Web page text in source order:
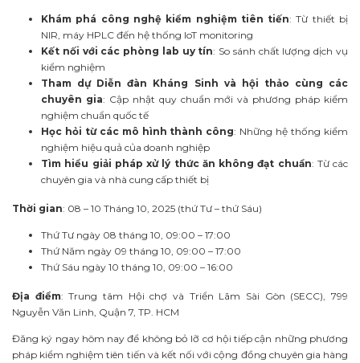
Khám phá công nghệ kiểm nghiệm tiên tiến: Từ thiết bị
NIR, máy HPLC đến hệ thống IoT monitoring
Kết nối với các phòng lab uy tín: So sánh chất lượng dịch vụ
kiểm nghiệm
Tham dự Diễn đàn Kháng Sinh và hội thảo cùng các
chuyên gia: Cập nhật quy chuẩn mới và phương pháp kiểm
nghiệm chuẩn quốc tế
Học hỏi từ các mô hình thành công: Những hệ thống kiểm
nghiệm hiệu quả của doanh nghiệp
Tìm hiểu giải pháp xử lý thức ăn không đạt chuẩn: Từ các
chuyên gia và nhà cung cấp thiết bị
Thời gian: 08 – 10 Tháng 10, 2025 (thứ Tư – thứ Sáu)
Thứ Tư ngày 08 tháng 10, 09:00 – 17:00
Thứ Năm ngày 09 tháng 10, 09:00 – 17:00
Thứ Sáu ngày 10 tháng 10, 09:00 – 16:00
Địa điểm: Trung tâm Hội chợ và Triển Lãm Sài Gòn (SECC), 799
Nguyễn Văn Linh, Quận 7, TP. HCM
Đăng ký ngay hôm nay để không bỏ lỡ cơ hội tiếp cận những phương
pháp kiểm nghiệm tiên tiến và kết nối với cộng đồng chuyên gia hàng